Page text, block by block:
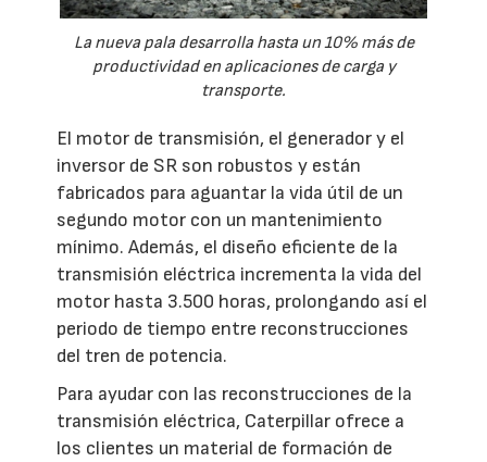
La nueva pala desarrolla hasta un 10% más de
productividad en aplicaciones de carga y
transporte.
El motor de transmisión, el generador y el
inversor de SR son robustos y están
fabricados para aguantar la vida útil de un
segundo motor con un mantenimiento
mínimo. Además, el diseño eficiente de la
transmisión eléctrica incrementa la vida del
motor hasta 3.500 horas, prolongando así el
periodo de tiempo entre reconstrucciones
del tren de potencia.
Para ayudar con las reconstrucciones de la
transmisión eléctrica, Caterpillar ofrece a
los clientes un material de formación de